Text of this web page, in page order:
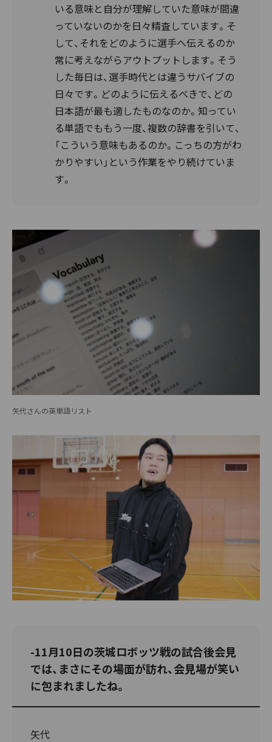
いる意味と自分が理解していた意味が間違
っていないのかを日々精査しています。そ
して、それをどのように選手へ伝えるのか
常に考えながらアウトプットします。そう
した毎日は、選手時代とは違うサバイブの
日々です。どのように伝えるべきで、どの
日本語が最も適したものなのか。知ってい
る単語でももう一度、複数の辞書を引いて、
「こういう意味もあるのか。こっちの方がわ
かりやすい」という作業をやり続けていま
す。
矢代さんの英単語リスト
-11月10日の茨城ロボッツ戦の試合後会見
では、まさにその場面が訪れ、会見場が笑い
に包まれましたね。
矢代